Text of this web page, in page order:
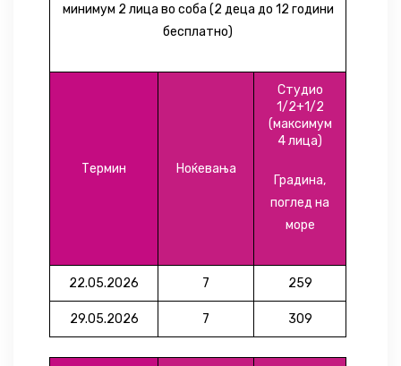
минимум 2 лица во соба (2 деца до 12 години
бесплатно)
Термин Ноќевања
Студио
1/2+1/2
(максимум
4 лица)
Градина,
поглед на
море
22.05.2026 7 259
29.05.2026 7 309